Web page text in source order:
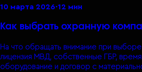
10 марта 2026·12 мин
Как выбрать охранную
На что обращать внимание при
лицензия МВД, собственные ГБР,
оборудование и договор с